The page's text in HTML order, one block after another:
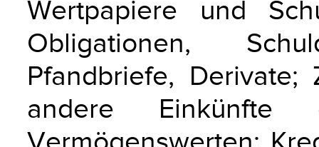
Wertpapiere und
Obligationen,
Pfandbriefe,
andere Einkünfte